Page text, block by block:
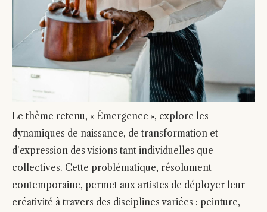
Le thème retenu, « Émergence », explore les
dynamiques de naissance, de transformation et
d'expression des visions tant individuelles que
collectives. Cette problématique, résolument
contemporaine, permet aux artistes de déployer leur
créativité à travers des disciplines variées : peinture,